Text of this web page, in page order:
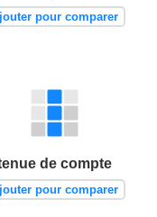
pour comparer
de compte
pour comparer